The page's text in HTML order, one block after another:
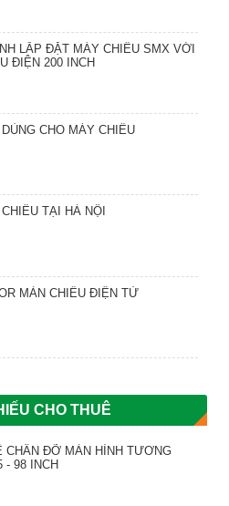
LẮP ĐẶT MÁY CHIẾU SMX VỚI
ĐIỆN 200 INCH
CHO MÁY CHIẾU
TẠI HÀ NỘI
MÀN CHIẾU ĐIỆN TỬ
CHO THUÊ
CHÂN ĐỠ MÀN HÌNH TƯƠNG
- 98 INCH